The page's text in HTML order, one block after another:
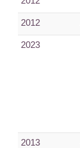
2012
2023
2013